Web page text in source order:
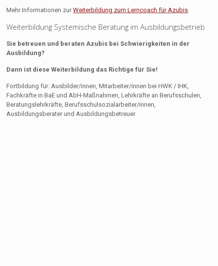
Mehr Informationen zurWeiterbildung zum Lerncoach für Azubis.
Weiterbildung Systemische Beratung im Ausbildungsbetrieb
Sie betreuen und beraten Azubis bei Schwierigkeiten in der
Ausbildung?
Dann ist diese Weiterbildung das Richtige für Sie!
Fortbildung für: Ausbilder/innen, Mitarbeiter/innen bei HWK / IHK,
Fachkräfte in BaE und AbH-Maßnahmen, Lehrkräfte an Berufsschulen,
Beratungslehrkräfte, Berufsschulsozialarbeiter/innen,
Ausbildungsberater und Ausbildungsbetreuer.